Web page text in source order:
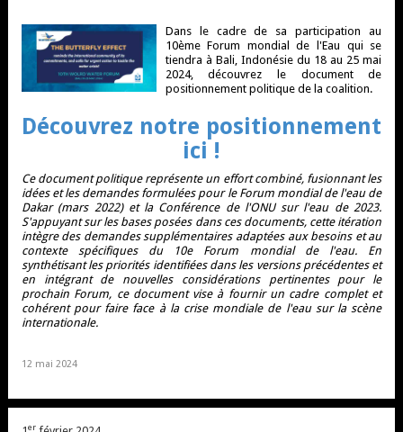
Dans le cadre de sa participation au
10ème Forum mondial de l'Eau qui se
tiendra à Bali, Indonésie du 18 au 25 mai
2024, découvrez le document de
positionnement politique de la coalition.
Découvrez notre positionnement
ici !
Ce document politique représente un effort combiné, fusionnant les
idées et les demandes formulées pour le Forum mondial de l'eau de
Dakar (mars 2022) et la Conférence de l'ONU sur l'eau de 2023.
S'appuyant sur les bases posées dans ces documents, cette itération
intègre des demandes supplémentaires adaptées aux besoins et au
contexte spécifiques du 10e Forum mondial de l'eau. En
synthétisant les priorités identifiées dans les versions précédentes et
en intégrant de nouvelles considérations pertinentes pour le
prochain Forum, ce document vise à fournir un cadre complet et
cohérent pour faire face à la crise mondiale de l'eau sur la scène
internationale.
12 mai 2024
er